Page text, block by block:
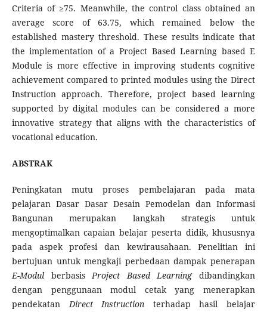
Criteria of ≥75. Meanwhile, the control class obtained an
average score of 63.75, which remained below the
established mastery threshold. These results indicate that
the implementation of a Project Based Learning based E
Module is more effective in improving students cognitive
achievement compared to printed modules using the Direct
Instruction approach. Therefore, project based learning
supported by digital modules can be considered a more
innovative strategy that aligns with the characteristics of
vocational education.
ABSTRAK
Peningkatan mutu proses pembelajaran pada mata
pelajaran Dasar Dasar Desain Pemodelan dan Informasi
Bangunan merupakan langkah strategis untuk
mengoptimalkan capaian belajar peserta didik, khususnya
pada aspek profesi dan kewirausahaan. Penelitian ini
bertujuan untuk mengkaji perbedaan dampak penerapan
E-ModulberbasisProject Based Learningdibandingkan
dengan penggunaan modul cetak yang menerapkan
pendekatanDirect Instruction terhadap hasil belajar